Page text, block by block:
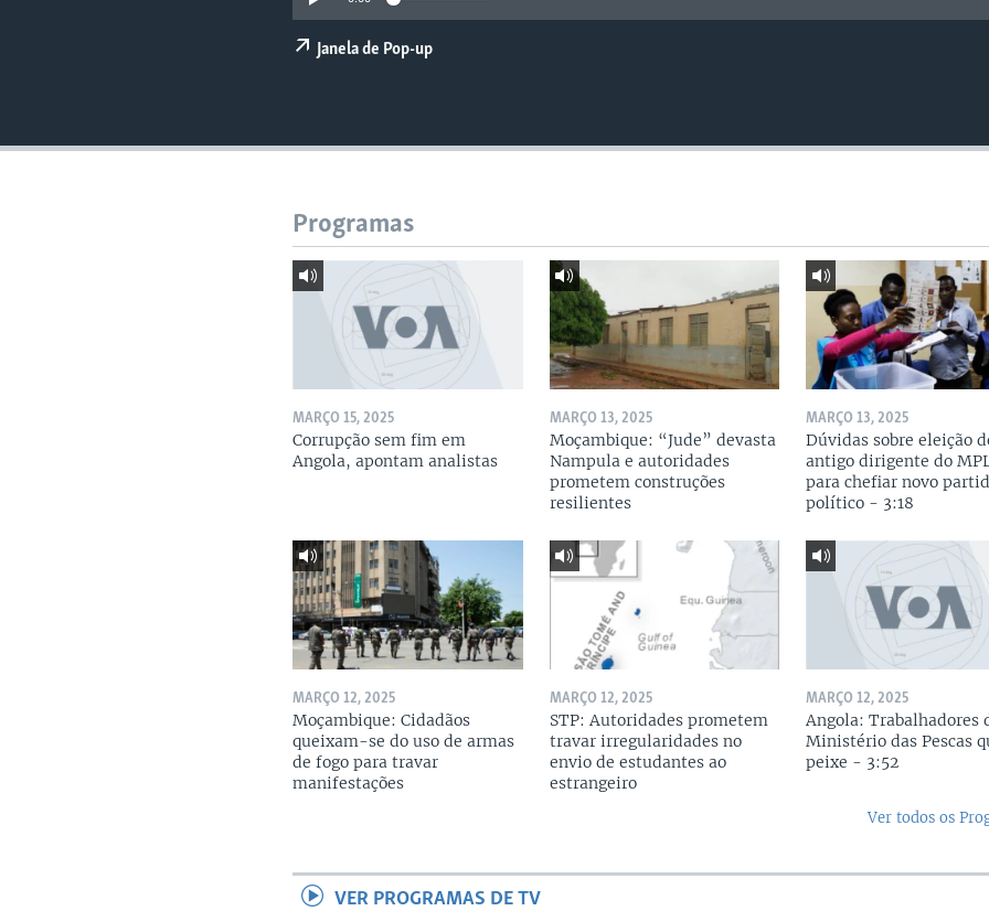
Janela de Pop-up
Programas
MARÇO 15, 2025
Corrupção sem fim em
Angola, apontam analistas
MARÇO 13, 2025
Moçambique: “Jude” devasta
Nampula e autoridades
prometem construções
resilientes
MARÇO 13, 2025
Dúvidas sobre eleição
antigo dirigente do
para chefiar novo
político - 3:18
MARÇO 12, 2025
Moçambique: Cidadãos
queixam-se do uso de armas
de fogo para travar
manifestações
MARÇO 12, 2025
STP: Autoridades prometem
travar irregularidades no
envio de estudantes ao
estrangeiro
MARÇO 12, 2025
Angola: Trabalhadores
Ministério das Pescas
peixe - 3:52
Ver todos os
VER PROGRAMAS DE TV